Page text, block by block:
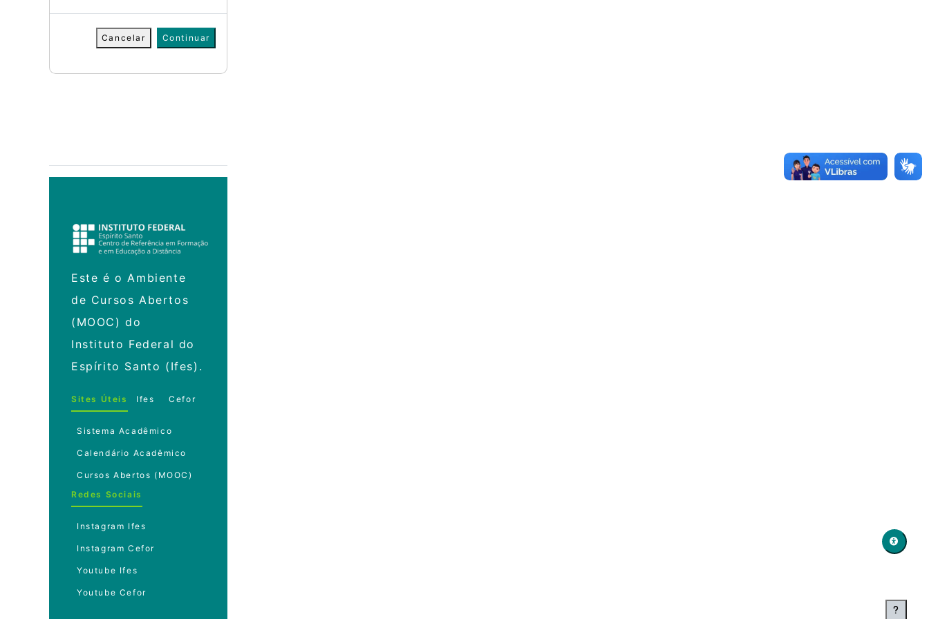
Cancelar Continuar
Este é o Ambiente
de Cursos Abertos
(MOOC) do
Instituto Federal do
Espírito Santo (Ifes).
Sites Úteis Ifes Cefor
Sistema Acadêmico
Calendário Acadêmico
Cursos Abertos (MOOC)
Redes Sociais
Instagram Ifes
Instagram Cefor
Youtube Ifes
Youtube Cefor